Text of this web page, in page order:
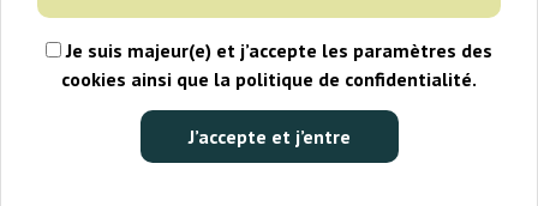
Je suis majeur(e) et j’accepte les paramètres des
cookies ainsi que la politique de confidentialité.
J’accepte et j’entre